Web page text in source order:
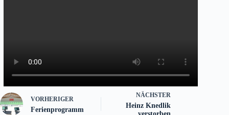
VORHERIGER
Ferienprogramm
NÄCHSTER
Heinz Knedlik